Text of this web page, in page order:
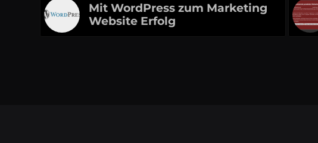
Mit WordPress zum Marketing
Website Erfolg